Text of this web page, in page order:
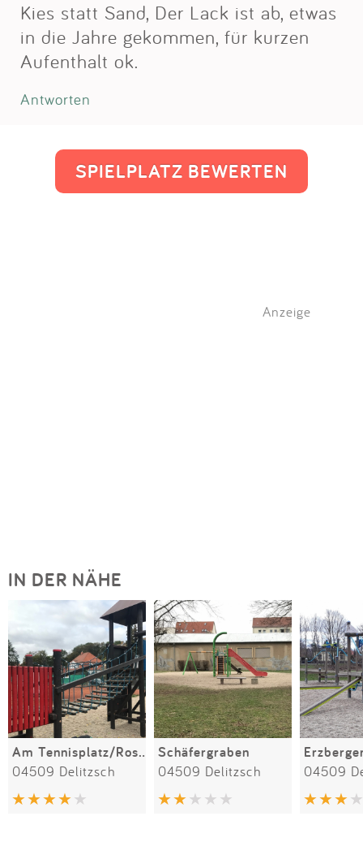
Kies statt Sand, Der Lack ist ab, etwas
in die Jahre gekommen, für kurzen
Aufenthalt ok.
Antworten
SPIELPLATZ BEWERTEN
Anzeige
IN DER NÄHE
Am Tennisplatz/Rosental
04509 Delitzsch
Schäfergraben
04509 Delitzsch 04509